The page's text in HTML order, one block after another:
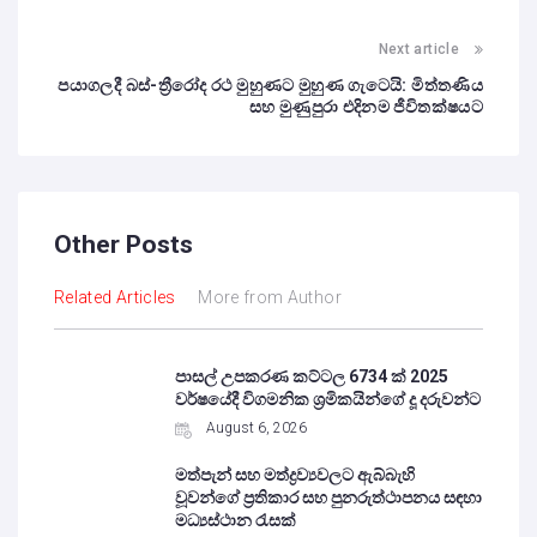
Next article
පයාගලදී බස්-ත්‍රීරෝද රථ මුහුණට මුහුණ ගැටෙයි: මිත්තණිය
සහ මුණුපුරා එදිනම ජීවිතක්ෂයට
Other Posts
Related Articles More from Author
පාසල් උපකරණ කට්ටල 6734 ක් 2025
වර්ෂයේදී විගමනික ශ්‍රමිකයින්ගේ දූ දරුවන්ට
August 6, 2026
මත්පැන් සහ මත්ද්‍රව්‍යවලට ඇබ්බැහි
වූවන්ගේ ප්‍රතිකාර සහ පුනරුත්ථාපනය සඳහා
මධ්‍යස්ථාන රැසක්